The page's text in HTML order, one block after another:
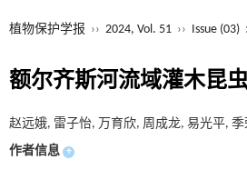
植物保护学报 ›› 2024, Vol. 51 ›› Issue (03)
额尔齐斯河流域灌木昆
赵远娥, 雷子怡, 万育欣, 周成龙, 易光平, 季
作者信息 +